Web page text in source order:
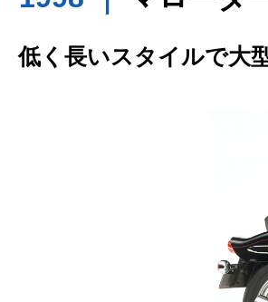
低く長いスタイルで大